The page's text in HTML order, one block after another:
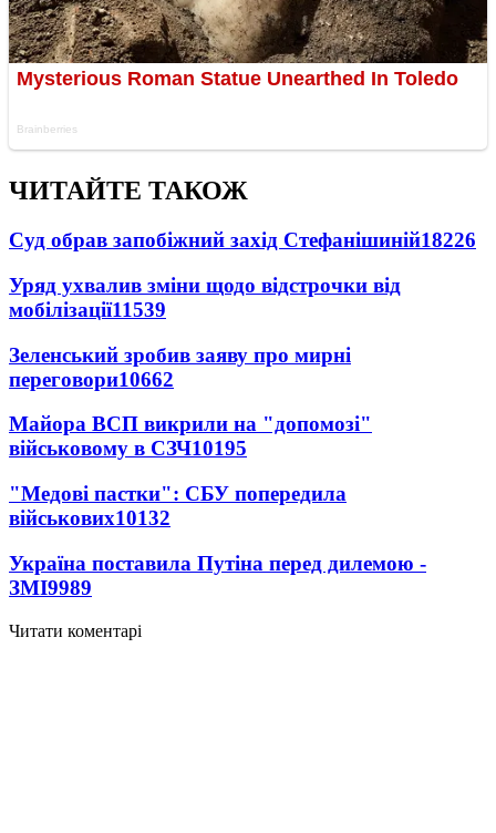
ЧИТАЙТЕ ТАКОЖ
Суд обрав запобіжний захід Стефанішиній18226
Уряд ухвалив зміни щодо відстрочки від
мобілізації11539
Зеленський зробив заяву про мирні
переговори10662
Майора ВСП викрили на "допомозі"
військовому в СЗЧ10195
"Медові пастки": СБУ попередила
військових10132
Україна поставила Путіна перед дилемою -
ЗМІ9989
Читати коментарі